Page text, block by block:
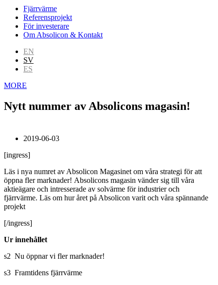
Fjärrvärme
Referensprojekt
För investerare
Om Absolicon & Kontakt
EN
SV
ES
MORE
Nytt nummer av Absolicons magasin!
2019-06-03
[ingress]
Läs i nya numret av Absolicon Magasinet om våra strategi för att
öppna fler marknader! Absolicons magasin vänder sig till våra
aktieägare och intresserade av solvärme för industrier och
fjärrvärme. Läs om hur året på Absolicon varit och våra spännande
projekt
[/ingress]
Ur innehållet
s2 Nu öppnar vi fler marknader!
s3 Framtidens fjärrvärme